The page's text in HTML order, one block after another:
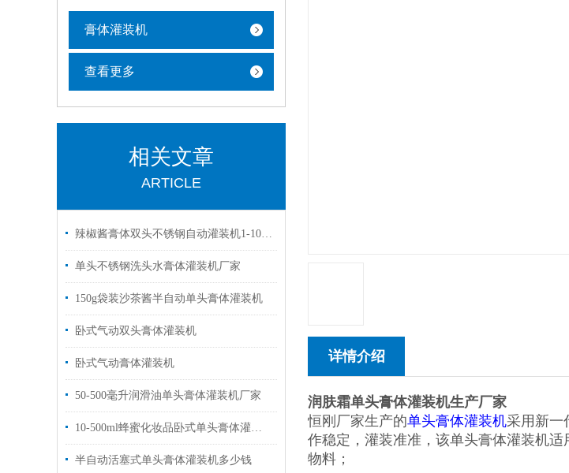
膏体灌装机
查看更多
相关文章
ARTICLE
辣椒酱膏体双头不锈钢自动灌装机1-1000毫升
单头不锈钢洗头水膏体灌装机厂家
150g袋装沙茶酱半自动单头膏体灌装机
卧式气动双头膏体灌装机
卧式气动膏体灌装机
50-500毫升润滑油单头膏体灌装机厂家
10-500ml蜂蜜化妆品卧式单头膏体灌装机
半自动活塞式单头膏体灌装机多少钱
详情介绍
润肤霜单头膏体灌装机生产厂家
恒刚厂家生产的单头膏体灌装机采用新一
作稳定，灌装准准，该单头膏体灌装机
物料；